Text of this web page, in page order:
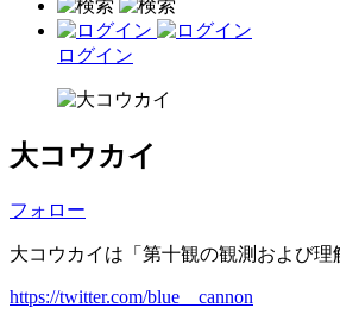
ログイン
大コウカイ
フォロー
大コウカイは「第十観の観測および理
https://twitter.com/blue__cannon